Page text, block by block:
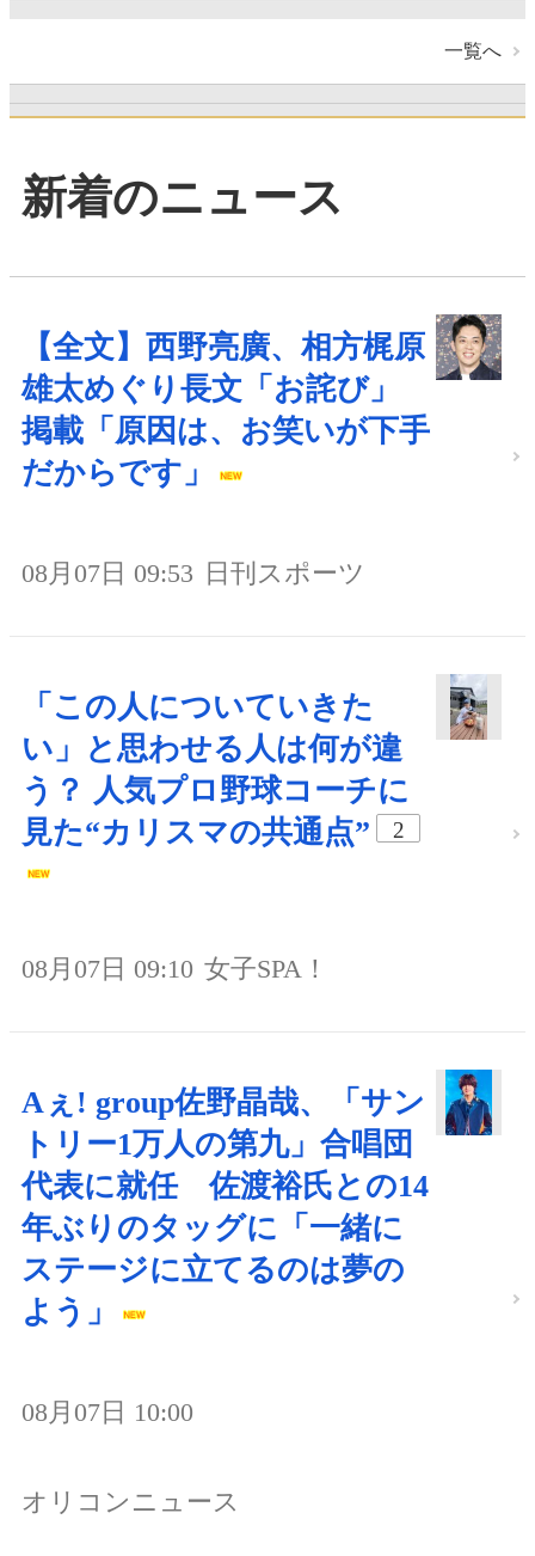
一覧へ
新着のニュース
【全文】西野亮廣、相方梶原
雄太めぐり長文「お詫び」
掲載「原因は、お笑いが下手
だからです」
08月07日 09:53 日刊スポーツ
「この人についていきた
い」と思わせる人は何が違
う？ 人気プロ野球コーチに
見た“カリスマの共通点”
2
08月07日 09:10 女子SPA！
Aぇ! group佐野晶哉、「サン
トリー1万人の第九」合唱団
代表に就任 佐渡裕氏との14
年ぶりのタッグに「一緒に
ステージに立てるのは夢の
よう」
08月07日 10:00
オリコンニュース